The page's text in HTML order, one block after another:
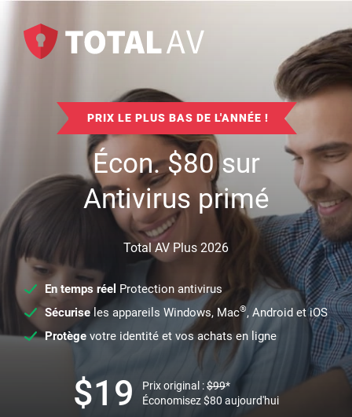
PRIX LE PLUS BAS DE L'ANNÉE !
Écon.$80sur
Antivirus primé
Total AV Plus 2026
En temps réel Protection antivirus
Sécuriseles appareils Windows, Mac®, Android et iOS
Protège votre identité et vos achats en ligne
$19 Prix original :$99*
Économisez$80 aujourd'hui